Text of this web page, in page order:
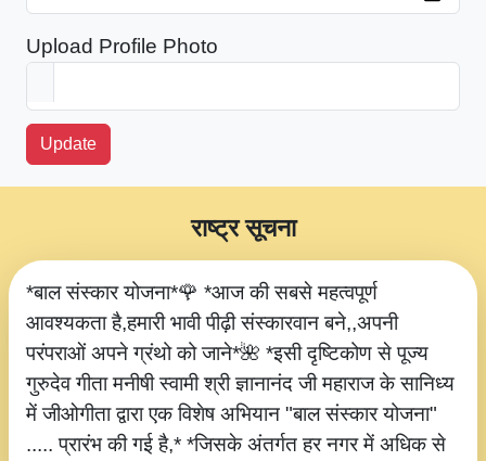
Upload Profile Photo
Update
*बाल संस्कार योजना*🌹 *आज की सबसे महत्वपूर्ण
आवश्यकता है,हमारी भावी पीढ़ी संस्कारवान बने,,अपनी
परंपराओं अपने ग्रंथो को जाने*🌺 *इसी दृष्टिकोण से पूज्य
गुरुदेव गीता मनीषी स्वामी श्री ज्ञानानंद जी महाराज के सानिध्य
में जीओगीता द्वारा एक विशेष अभियान "बाल संस्कार योजना"
..... प्रारंभ की गई है,* *जिसके अंतर्गत हर नगर में अधिक से
राष्ट्र सूचना